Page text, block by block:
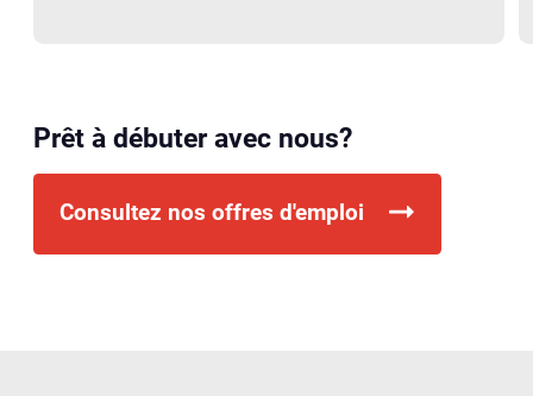
Prêt à débuter avec nous?
Consultez nos offres d'emploi